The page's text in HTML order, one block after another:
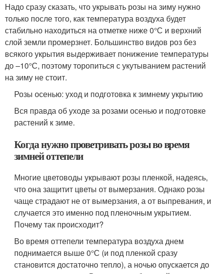
Надо сразу сказать, что укрывать розы на зиму нужно
только после того, как температура воздуха будет
стабильно находиться на отметке ниже 0°С и верхний
слой земли промерзнет. Большинство видов роз без
всякого укрытия выдерживает понижение температуры
до –10°С, поэтому торопиться с укутыванием растений
на зиму не стоит.
Розы осенью: уход и подготовка к зимнему укрытию
Вся правда об уходе за розами осенью и подготовке
растений к зиме.
Когда нужно проветривать розы во время
зимней оттепели
Многие цветоводы укрывают розы пленкой, надеясь,
что она защитит цветы от вымерзания. Однако розы
чаще страдают не от вымерзания, а от выпревания, и
случается это именно под пленочным укрытием.
Почему так происходит?
Во время оттепели температура воздуха днем
поднимается выше 0°С (и под пленкой сразу
становится достаточно тепло), а ночью опускается до